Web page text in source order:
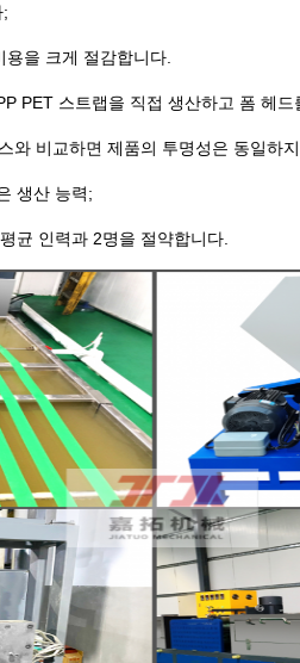
을 크게 절감합니다.
PET 스트랩을 직접 생산하고 폼 헤
와 비교하면 제품의 투명성은 동일하
생산 능력;
균 인력과 2명을 절약합니다.